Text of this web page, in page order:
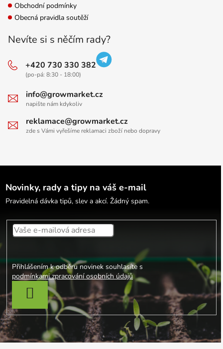
Obchodní podmínky
Obecná pravidla soutěží
Nevíte si s něčím rady?
+420 730 330 382
(po-pá: 8:30 - 18:00)
info@growmarket.cz
napište nám kdykoliv
reklamace@growmarket.cz
zde s Vámi vyřešíme reklamaci zboží nebo dopravy
Novinky, rady a tipy na váš e-mail
Pravidelná dávka tipů, slev a akcí. Žádný spam.
Přihlášením k odběru novinek souhlasíte s
podmínkami zpracování osobních údajů
PŘIHLÁSIT SE